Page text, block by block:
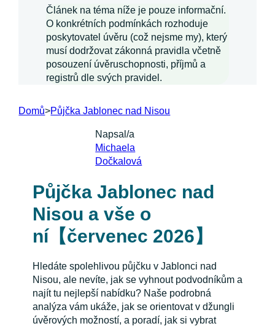
Článek na téma níže je pouze informační.
O konkrétních podmínkách rozhoduje
poskytovatel úvěru (což nejsme my), který
musí dodržovat zákonná pravidla včetně
posouzení úvěruschopnosti, příjmů a
registrů dle svých pravidel.
Domů>Půjčka Jablonec nad Nisou
Napsal/a
Michaela
Dočkalová
Půjčka Jablonec nad
Nisou a vše o
ní【červenec 2026】
Hledáte spolehlivou půjčku v Jablonci nad
Nisou, ale nevíte, jak se vyhnout podvodníkům a
najít tu nejlepší nabídku? Naše podrobná
analýza vám ukáže, jak se orientovat v džungli
úvěrových možností, a poradí, jak si vybrat